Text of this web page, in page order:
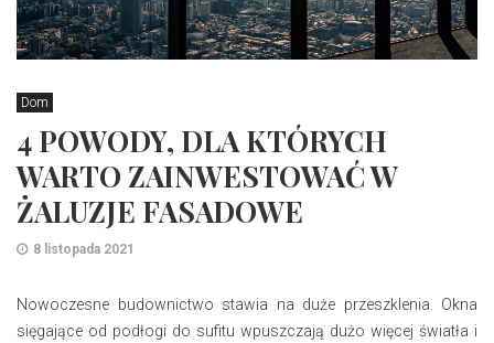
Dom
4 POWODY, DLA KTÓRYCH
WARTO ZAINWESTOWAĆ W
ŻALUZJE FASADOWE
8 listopada 2021
Nowoczesne budownictwo stawia na duże przeszklenia. Okna
sięgające od podłogi do sufitu wpuszczają dużo więcej światła i